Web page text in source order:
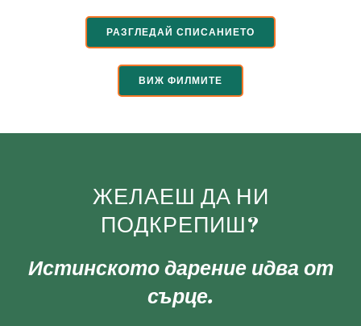
РАЗГЛЕДАЙ СПИСАНИЕТО
ВИЖ ФИЛМИТЕ
ЖЕЛАЕШ ДА НИ
ПОДКРЕПИШ?
Истинското дарение идва от
сърце.